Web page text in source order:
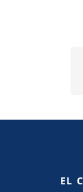
EL